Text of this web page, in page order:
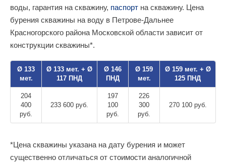
воды, гарантия на скважину, паспорт на скважину. Цена
бурения скважины на воду в Петрове-Дальнее
Красногорского района Московской области зависит от
конструкции скважины*.
Ø 133
мет.
Ø 133 мет. + Ø
117 ПНД
Ø 146
ПНД
Ø 159
мет.
Ø 159 мет. + Ø
125 ПНД
204
400
руб.
233 600 руб.
197
100
руб.
226
300
руб.
270 100 руб.
*Цена скважины указана на дату бурения и может
существенно отличаться от стоимости аналогичной